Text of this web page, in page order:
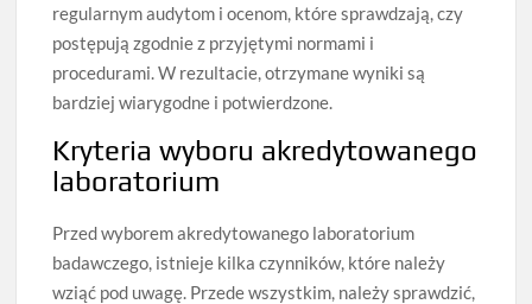
regularnym audytom i ocenom, które sprawdzają, czy
postępują zgodnie z przyjętymi normami i
procedurami. W rezultacie, otrzymane wyniki są
bardziej wiarygodne i potwierdzone.
Kryteria wyboru akredytowanego
laboratorium
Przed wyborem akredytowanego laboratorium
badawczego, istnieje kilka czynników, które należy
wziąć pod uwagę. Przede wszystkim, należy sprawdzić,